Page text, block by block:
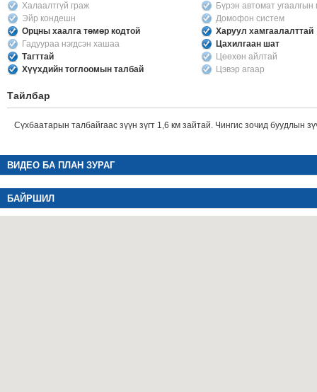
Халаалтгүй граж
Бүрэн автомат
Эйр кондешн
Домофон систем
Орцны хаалга төмөр кодтой
Харуул хамгаалалттай
Гадуураа нэгдсэн хашаа
Цахилгаан шат
Тагттай
Цөөхөн айлтай
Хүүхдийн тоглоомын талбай
Цэвэр агаар
Тайлбар
Сүхбаатарын талбайгаас зүүн зүгт 1,6 км зайтай. Чингис зочид буудлын
ВИДЕО БА ПЛАН ЗУРАГ
БАЙРШИЛ